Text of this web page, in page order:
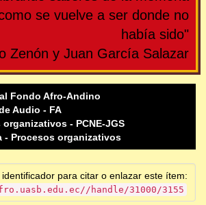
se vuelve a ser donde no
había sido"
Zenón y Juan García Salazar
Fondo Afro-Andino
Audio - FA
organizativos - PCNE-JGS
- Procesos organizativos
para citar o enlazar este ítem:
handle/31000/3155